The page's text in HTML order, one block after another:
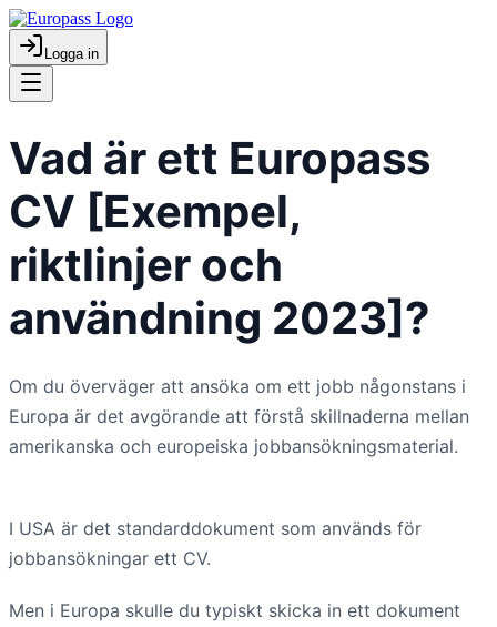
Logga in
Vad är ett Europass
CV [Exempel,
riktlinjer och
användning 2023]?
Om du överväger att ansöka om ett jobb någonstans i
Europa är det avgörande att förstå skillnaderna mellan
amerikanska och europeiska jobbansökningsmaterial.
I USA är det standarddokument som används för
jobbansökningar ett CV.
Men i Europa skulle du typiskt skicka in ett dokument